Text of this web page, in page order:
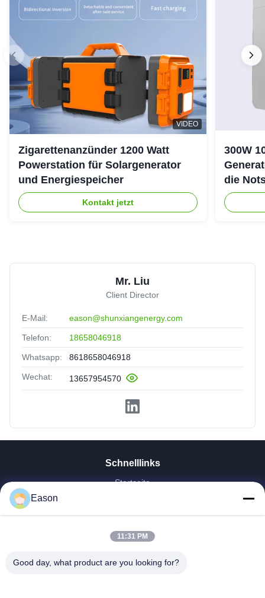
VIDEO
Zigarettenanzünder 1200 Watt
Powerstation für Solargenerator
und Energiespeicher
Kontakt jetzt
300W
die
Mr. Liu
Client Director
E-Mail: eason@shunxiangenergy.com
Telefon: 18658046918
Whatsapp: 8618658046918
Wechat: 13657954570
Schnelllinks
Startseite
Videos
Fabrik Tour
Qualitätskontrolle
Eason
11:31 PM
Good day, what product are you looking for?